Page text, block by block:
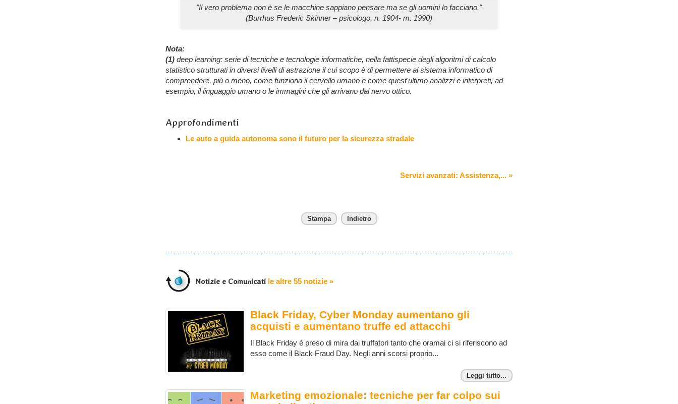
"Il vero problema non è se le macchine sappiano pensare ma se gli uomini lo facciano."
(Burrhus Frederic Skinner – psicologo, n. 1904- m. 1990)
Nota:
(1) deep learning: serie di tecniche e tecnologie informatiche, nella fattispecie degli algoritmi di calcolo
statistico strutturati in diversi livelli di astrazione il cui scopo è di permettere al sistema informatico di
comprendere, più o meno, come funziona il cervello umano e come quest'ultimo analizzi e interpreti, ad
esempio, il linguaggio umano o le immagini che gli arrivano dal nervo ottico.
Approfondimenti
Le auto a guida autonoma sono il futuro per la sicurezza stradale
Servizi avanzati: Assistenza,... »
Stampa Indietro
Notizie e Comunicati le altre 55 notizie »
Black Friday, Cyber ​​Monday aumentano gli
acquisti e aumentano truffe ed attacchi
Il Black Friday è preso di mira dai truffatori tanto che oramai ci si riferiscono ad
esso come il Black Fraud Day. Negli anni scorsi proprio...
Leggi tutto...
Marketing emozionale: tecniche per far colpo sui